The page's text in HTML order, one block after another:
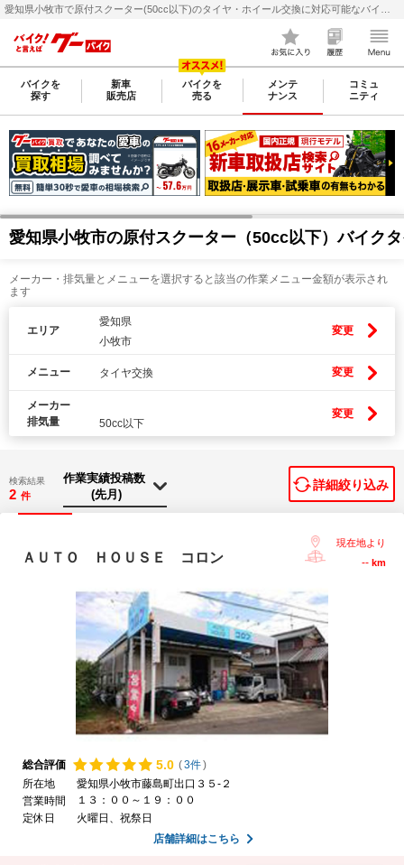
バイクを
探す
新車
販売店
バイクを
売る
メンテ
ナンス
コミュ
ニティ
愛知県小牧市の原付スクーター（50cc以下）バイク
メーカー・排気量とメニューを選択すると該当の作業メニュー金額が表示され
ます
エリア
愛知県
小牧市
変更
メニュー タイヤ交換 変更
メーカー
排気量
50cc以下
変更
検索結果
2 件
詳細絞り込み
ＡＵＴＯ ＨＯＵＳＥ コロン
現在地より
-- km
総合評価 5.0 (3件)
所在地
愛知県小牧市藤島町出口３５-２
営業時間
１３：００～１９：００
定休日
火曜日、祝祭日
店舗詳細はこちら